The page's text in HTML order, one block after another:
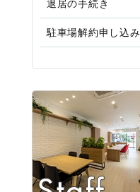
退居の手続き
駐車場解約申し込み